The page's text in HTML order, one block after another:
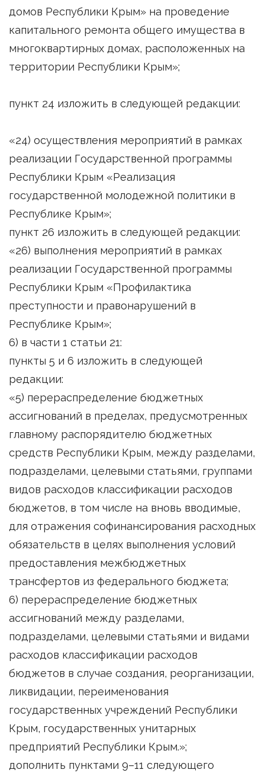
домов Республики Крым» на проведение
капитального ремонта общего имущества в
многоквартирных домах, расположенных на
территории Республики Крым»;
пункт 24 изложить в следующей редакции:
«24) осуществления мероприятий в рамках
реализации Государственной программы
Республики Крым «Реализация
государственной молодежной политики в
Республике Крым»;
пункт 26 изложить в следующей редакции:
«26) выполнения мероприятий в рамках
реализации Государственной программы
Республики Крым «Профилактика
преступности и правонарушений в
Республике Крым»;
6) в части 1 статьи 21:
пункты 5 и 6 изложить в следующей
редакции:
«5) перераспределение бюджетных
ассигнований в пределах, предусмотренных
главному распорядителю бюджетных
средств Республики Крым, между разделами,
подразделами, целевыми статьями, группами
видов расходов классификации расходов
бюджетов, в том числе на вновь вводимые,
для отражения софинансирования расходных
обязательств в целях выполнения условий
предоставления межбюджетных
трансфертов из федерального бюджета;
6) перераспределение бюджетных
ассигнований между разделами,
подразделами, целевыми статьями и видами
расходов классификации расходов
бюджетов в случае создания, реорганизации,
ликвидации, переименования
государственных учреждений Республики
Крым, государственных унитарных
предприятий Республики Крым.»;
дополнить пунктами 9–11 следующего